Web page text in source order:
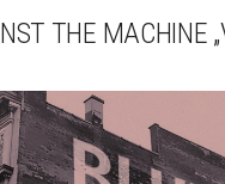
THE MACHINE